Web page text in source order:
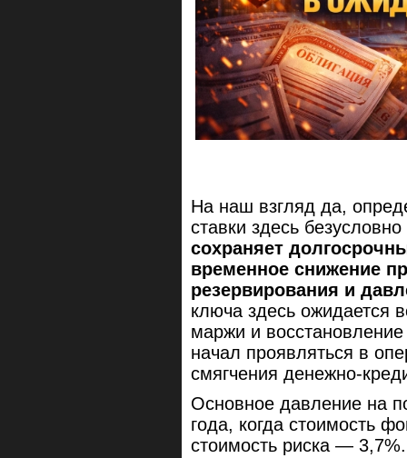
На наш взгляд да,
ставки здесь
сохраняет
временное снижение
резервирования и
ключа здесь ожидается
маржи и
начал проявляться в
смягчения денежно-
Основное давление на
года, когда стоимость
стоимость риска —